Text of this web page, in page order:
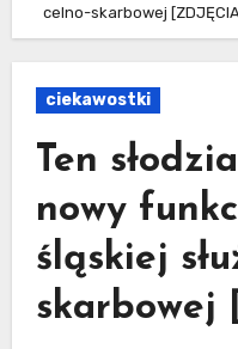
celno-skarbowej
ciekawostki
Ten
nowy
śląskiej
skarbowej